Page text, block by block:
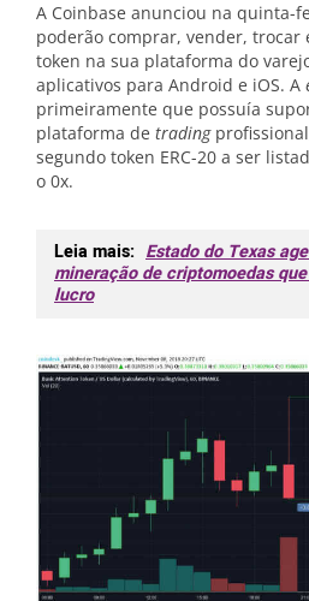
A Coinbase anunciou na quinta-
poderão comprar, vender, trocar
token na sua plataforma do
aplicativos para Android e iOS. A
primeiramente que possuía
plataforma de trading
segundo token ERC-20 a ser
o 0x.
Leia mais: Estado do Texas
mineração de criptomoedas
lucro